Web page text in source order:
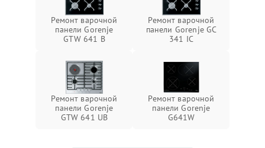
Ремонт варочной
панели Gorenje
GTW 641 B
Ремонт варочной
панели Gorenje GC
341 IC
Ремонт варочной
панели Gorenje
GTW 641 UB
Ремонт варочной
панели Gorenje
G641W